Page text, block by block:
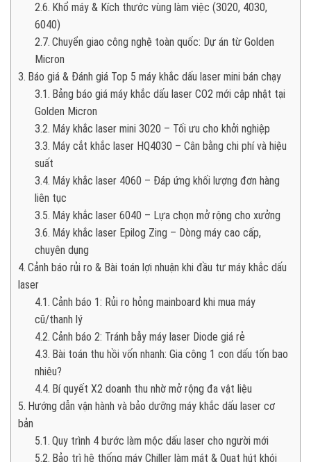
Khổ máy & Kích thước vùng làm việc (3020, 4030,
6040)
Chuyển giao công nghệ toàn quốc: Dự án từ Golden
Micron
Báo giá & Đánh giá Top 5 máy khắc dấu laser mini bán chạy
Bảng báo giá máy khắc dấu laser CO2 mới cập nhật tại
Golden Micron
Máy khắc laser mini 3020 – Tối ưu cho khởi nghiệp
Máy cắt khắc laser HQ4030 – Cân bằng chi phí và hiệu
suất
Máy khắc laser 4060 – Đáp ứng khối lượng đơn hàng
liên tục
Máy khắc laser 6040 – Lựa chọn mở rộng cho xưởng
Máy khắc laser Epilog Zing – Dòng máy cao cấp,
chuyên dụng
Cảnh báo rủi ro & Bài toán lợi nhuận khi đầu tư máy khắc dấu
laser
Cảnh báo 1: Rủi ro hỏng mainboard khi mua máy
cũ/thanh lý
Cảnh báo 2: Tránh bẫy máy laser Diode giá rẻ
Bài toán thu hồi vốn nhanh: Gia công 1 con dấu tốn bao
nhiêu?
Bí quyết X2 doanh thu nhờ mở rộng đa vật liệu
Hướng dẫn vận hành và bảo dưỡng máy khắc dấu laser cơ
bản
Quy trình 4 bước làm mộc dấu laser cho người mới
Bảo trì hệ thống máy Chiller làm mát & Quạt hút khói